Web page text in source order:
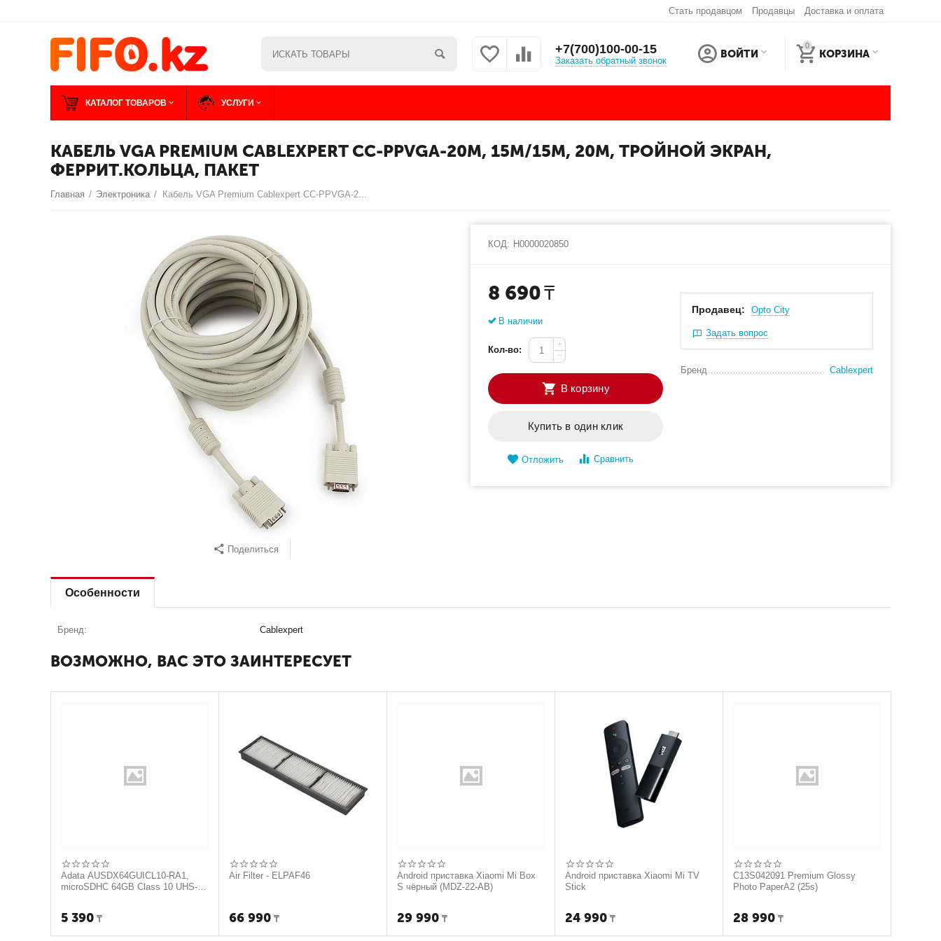
Стать продавцом Продавцы Доставка и оплата
+7(700)100-00-15
Заказать обратный звонок
ВОЙТИ
0
КОРЗИНА
КАТАЛОГ ТОВАРОВ УСЛУГИ
КАБЕЛЬ VGA PREMIUM CABLEXPERT CC-PPVGA-20M, 15M/15M, 20М, ТРОЙНОЙ ЭКРАН,
ФЕРРИТ.КОЛЬЦА, ПАКЕТ
Главная / Электроника / Кабель VGA Premium Cablexpert CC-PPVGA-20M, 15M/15M, 20м, тройной экран, феррит.кольца, пакет
Поделиться
КОД: Н0000020850
8 690 ₸
В наличии
Кол-во:
+
−
В корзину
Купить в один клик
Отложить Сравнить
Продавец: Оpto City
Задать вопрос
Бренд Cablexpert
Особенности
Бренд: Cablexpert
ВОЗМОЖНО, ВАС ЭТО ЗАИНТЕРЕСУЕТ
Adata AUSDX64GUICL10-RA1,
microSDHC 64GB Class 10 UHS-I
5 390 ₸
Air Filter - ELPAF46
66 990 ₸
Android приставка Xiaomi Mi Box
S чёрный (MDZ-22-AB)
29 990 ₸
Android приставка Xiaomi Mi TV
Stick
24 990 ₸
C13S042091 Premium Glossy
Photo PaperA2 (25s)
28 990 ₸